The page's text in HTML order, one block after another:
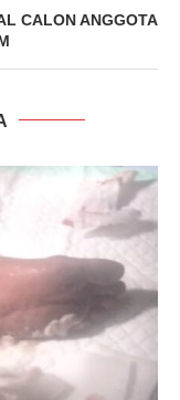
CALON ANGGOTA